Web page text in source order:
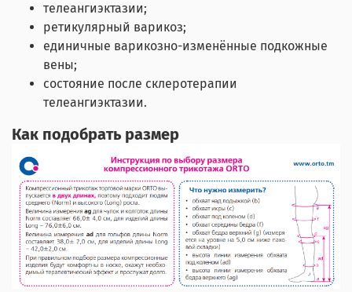
телеангиэктазии;
ретикулярный варикоз;
единичные варикозно-изменённые подкожные
вены;
состояние после склеротерапии
телеангиэктазии.
Как подобрать размер